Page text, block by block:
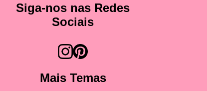
Siga-nos nas Redes
Sociais
Mais Temas